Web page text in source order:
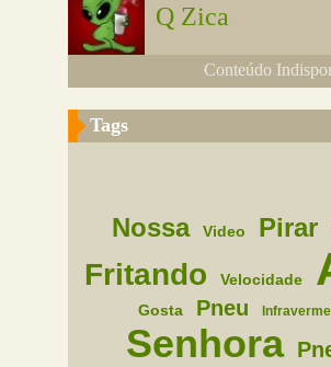
Q Zica
Conteúdo
Tags
Nossa Video Pirar
Fritando Velocidade
Gosta Pneu
Senhora